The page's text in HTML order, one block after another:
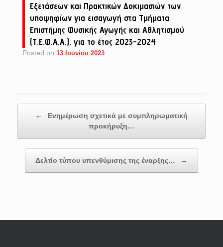
Εξετάσεων και Πρακτικών Δοκιμασιών των
υποψηφίων για εισαγωγή στα Τμήματα
Επιστήμης Φυσικής Αγωγής και Αθλητισμού
(Τ.Ε.Φ.Α.Α.), για το έτος 2023-2024
Posted on 13 Ιουνίου 2023
←
Ενημέρωση σχετικά με συμπληρωματική
προκήρυξη…
Δελτίο τύπου υπενθύμισης της έναρξης… →